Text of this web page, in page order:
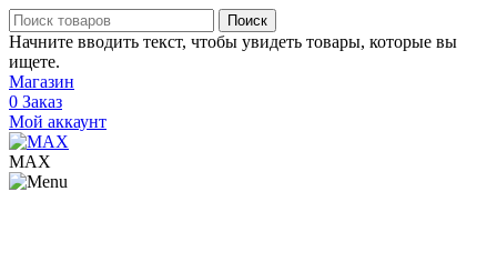
Поиск
Начните вводить текст, чтобы увидеть товары, которые вы
ищете.
Магазин
0 Заказ
Мой аккаунт
МАХ